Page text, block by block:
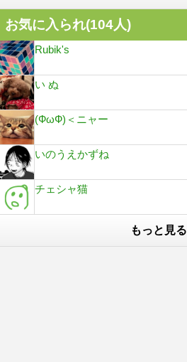
お気に入られ(104人)
Rubik's
い ぬ
(ФωФ)＜ニャー
いのうえかずね
チェシャ猫
もっと見る